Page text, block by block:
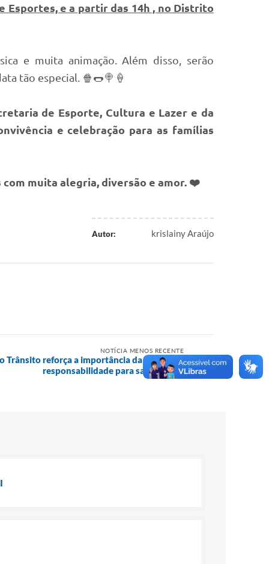
Esportes, e a partir das 14h , no Distrito
e muita animação. Além disso, serão
tão especial. 🍿🌭🍭🍦
de Esporte, Cultura e Lazer e da
e celebração para as famílias
muita alegria, diversão e amor. ❤️
Autor: krislainy Araújo
NOTÍCIA MENOS RECENTE
Trânsito reforça a importância da atenção e
responsabilidade para salvar vidas